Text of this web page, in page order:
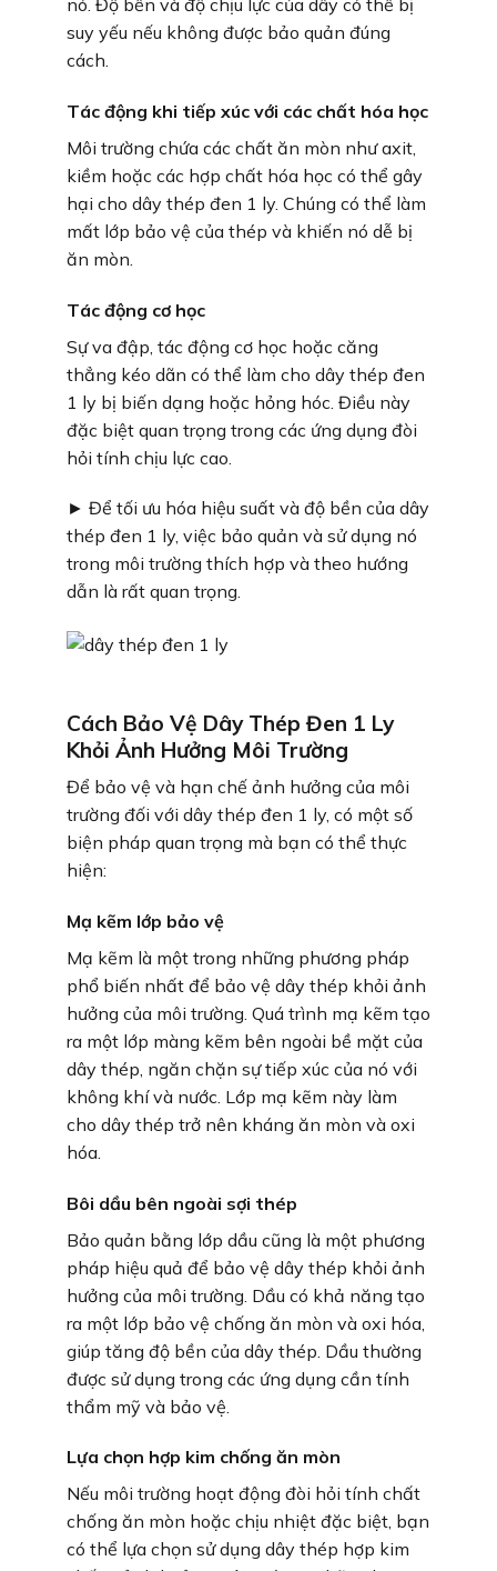
nó. Độ bền và độ chịu lực của dây có thể bị
suy yếu nếu không được bảo quản đúng
cách.
Tác động khi tiếp xúc với các chất hóa học
Môi trường chứa các chất ăn mòn như axit,
kiềm hoặc các hợp chất hóa học có thể gây
hại cho dây thép đen 1 ly. Chúng có thể làm
mất lớp bảo vệ của thép và khiến nó dễ bị
ăn mòn.
Tác động cơ học
Sự va đập, tác động cơ học hoặc căng
thẳng kéo dãn có thể làm cho dây thép đen
1 ly bị biến dạng hoặc hỏng hóc. Điều này
đặc biệt quan trọng trong các ứng dụng đòi
hỏi tính chịu lực cao.
► Để tối ưu hóa hiệu suất và độ bền của dây
thép đen 1 ly, việc bảo quản và sử dụng nó
trong môi trường thích hợp và theo hướng
dẫn là rất quan trọng.
Cách Bảo Vệ Dây Thép Đen 1 Ly
Khỏi Ảnh Hưởng Môi Trường
Để bảo vệ và hạn chế ảnh hưởng của môi
trường đối với dây thép đen 1 ly, có một số
biện pháp quan trọng mà bạn có thể thực
hiện:
Mạ kẽm lớp bảo vệ
Mạ kẽm là một trong những phương pháp
phổ biến nhất để bảo vệ dây thép khỏi ảnh
hưởng của môi trường. Quá trình mạ kẽm tạo
ra một lớp màng kẽm bên ngoài bề mặt của
dây thép, ngăn chặn sự tiếp xúc của nó với
không khí và nước. Lớp mạ kẽm này làm
cho dây thép trở nên kháng ăn mòn và oxi
hóa.
Bôi dầu bên ngoài sợi thép
Bảo quản bằng lớp dầu cũng là một phương
pháp hiệu quả để bảo vệ dây thép khỏi ảnh
hưởng của môi trường. Dầu có khả năng tạo
ra một lớp bảo vệ chống ăn mòn và oxi hóa,
giúp tăng độ bền của dây thép. Dầu thường
được sử dụng trong các ứng dụng cần tính
thẩm mỹ và bảo vệ.
Lựa chọn hợp kim chống ăn mòn
Nếu môi trường hoạt động đòi hỏi tính chất
chống ăn mòn hoặc chịu nhiệt đặc biệt, bạn
có thể lựa chọn sử dụng dây thép hợp kim